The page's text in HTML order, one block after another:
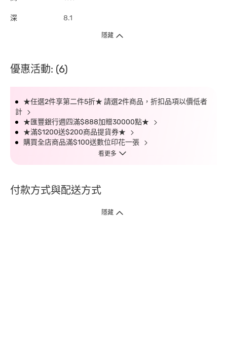
深 8.1
隱藏
優惠活動: (6)
★任選2件享第二件5折★ 請選2件商品，折扣品項以價低者
計
★匯豐銀行週四滿$888加贈30000點★
★滿$1200送$200商品提貨券★
購買全店商品滿$100送數位印花一張
看更多
付款方式與配送方式
隱藏